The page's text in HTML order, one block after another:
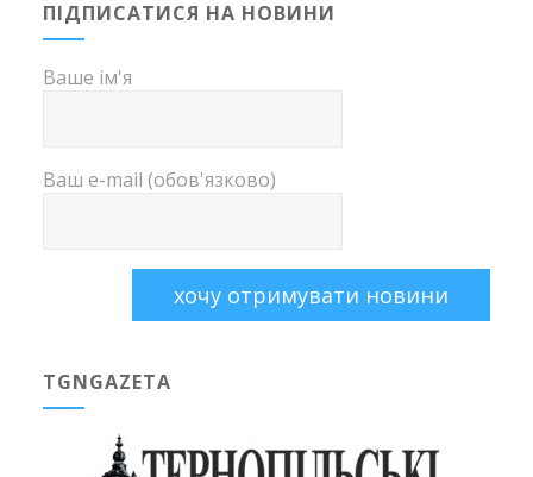
ПІДПИСАТИСЯ НА НОВИНИ
Ваше ім'я
Ваш e-mail (обов'язково)
TGNGAZETA